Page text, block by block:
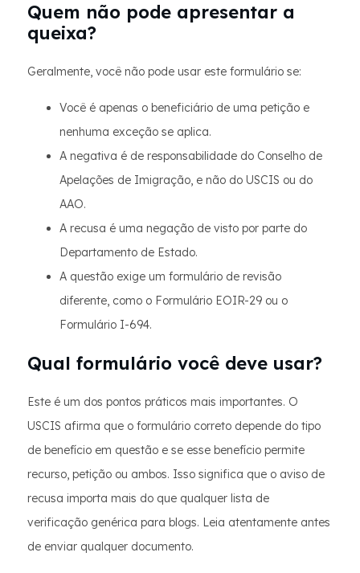
Quem não pode apresentar a
queixa?
Geralmente, você não pode usar este formulário se:
Você é apenas o beneficiário de uma petição e
nenhuma exceção se aplica.
A negativa é de responsabilidade do Conselho de
Apelações de Imigração, e não do USCIS ou do
AAO.
A recusa é uma negação de visto por parte do
Departamento de Estado.
A questão exige um formulário de revisão
diferente, como o Formulário EOIR-29 ou o
Formulário I-694.
Qual formulário você deve usar?
Este é um dos pontos práticos mais importantes. O
USCIS afirma que o formulário correto depende do tipo
de benefício em questão e se esse benefício permite
recurso, petição ou ambos. Isso significa que o aviso de
recusa importa mais do que qualquer lista de
verificação genérica para blogs. Leia atentamente antes
de enviar qualquer documento.